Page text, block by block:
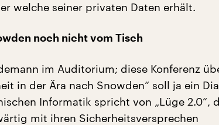
welche seiner privaten Daten erhält.
noch nicht vom Tisch
im Auditorium; diese Konferenz
in der Ära nach Snowden“ soll ja ein
Informatik spricht von „Lüge 2.0“,
mit ihren Sicherheitsversprechen